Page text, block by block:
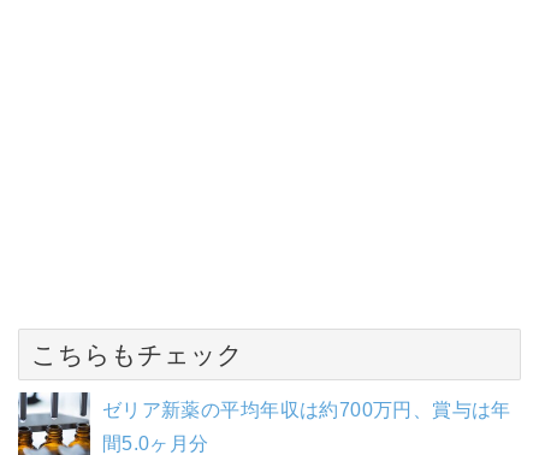
こちらもチェック
ゼリア新薬の平均年収は約700万円、賞与は年
間5.0ヶ月分